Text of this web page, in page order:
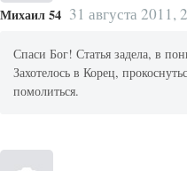
Михаил 54 31 августа 2011,
Спаси Бог! Статья задела, в
Захотелось в Корец,
помолиться.